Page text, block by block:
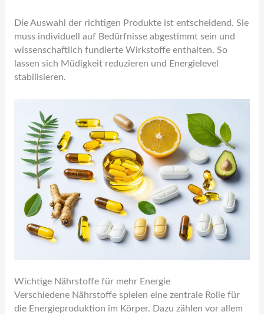
Die Auswahl der richtigen Produkte ist entscheidend. Sie
muss individuell auf Bedürfnisse abgestimmt sein und
wissenschaftlich fundierte Wirkstoffe enthalten. So
lassen sich Müdigkeit reduzieren und Energielevel
stabilisieren.
Wichtige Nährstoffe für mehr Energie
Verschiedene Nährstoffe spielen eine zentrale Rolle für
die Energieproduktion im Körper. Dazu zählen vor allem